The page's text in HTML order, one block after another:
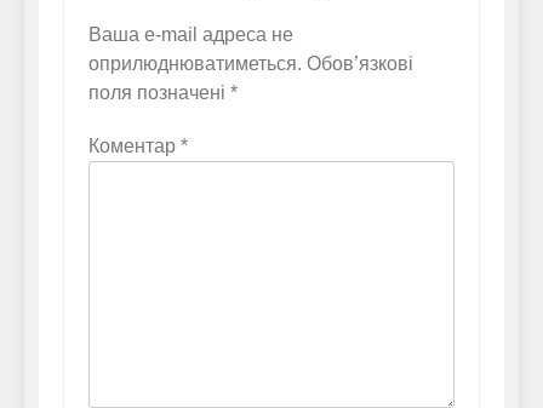
Ваша e-mail адреса не
оприлюднюватиметься. Обов’язкові
поля позначені *
Коментар *